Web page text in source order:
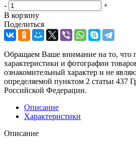
-
+
В корзину
Поделиться
Обращаем Ваше внимание на то, что
характеристики и фотографии
ознакомительный характер и не
определяемой пунктом 2 статьи 437
Российской Федерации.
Описание
Характеристики
Описание